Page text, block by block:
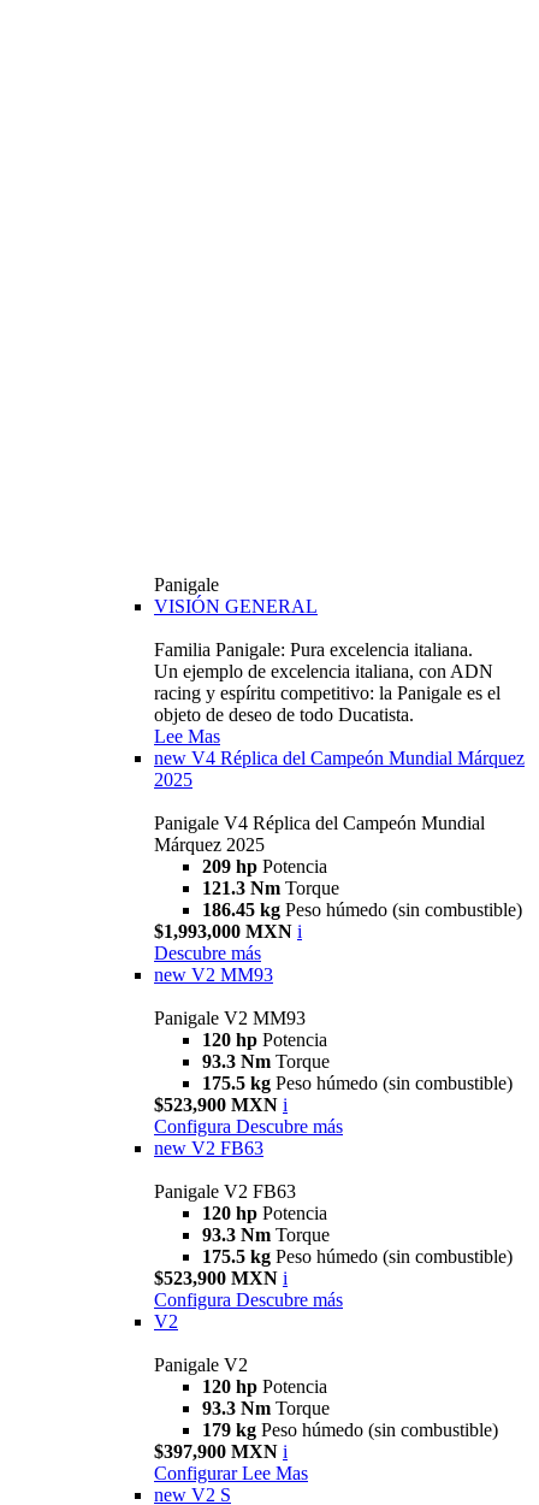
Panigale
VISIÓN GENERAL
Familia Panigale: Pura excelencia italiana.
Un ejemplo de excelencia italiana, con ADN
racing y espíritu competitivo: la Panigale es el
objeto de deseo de todo Ducatista.
Lee Mas
new V4 Réplica del Campeón Mundial Márquez
2025
Panigale V4 Réplica del Campeón Mundial
Márquez 2025
209 hp Potencia
121.3 Nm Torque
186.45 kg Peso húmedo (sin combustible)
$1,993,000 MXN i
Descubre más
new V2 MM93
Panigale V2 MM93
120 hp Potencia
93.3 Nm Torque
175.5 kg Peso húmedo (sin combustible)
$523,900 MXN i
Configura Descubre más
new V2 FB63
Panigale V2 FB63
120 hp Potencia
93.3 Nm Torque
175.5 kg Peso húmedo (sin combustible)
$523,900 MXN i
Configura Descubre más
V2
Panigale V2
120 hp Potencia
93.3 Nm Torque
179 kg Peso húmedo (sin combustible)
$397,900 MXN i
Configurar Lee Mas
new V2 S